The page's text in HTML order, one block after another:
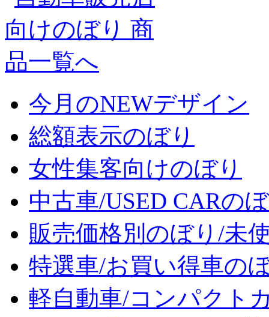
今月のNEWデザイン
総額表示のぼり
女性集客向けのぼり
中古車/USED CARの
販売価格別のぼり/未
特選車/お買い得車の
軽自動車/コンパクト